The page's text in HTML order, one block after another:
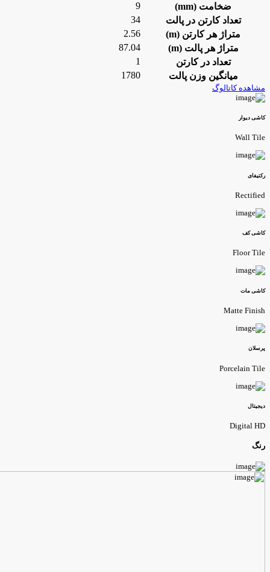
ضخامت (mm)
تعداد کارتن در پالت
34
متراژ هر کارتن (m)
2.56
متراژ هر پالت (m)
87.04
تعداد در کارتن
میانگین وزن پالت
1780
کاتالوگ
دیوار
Wall
کف
Floor
مات
Matte
Porcelain
Digital